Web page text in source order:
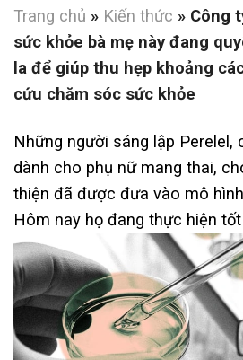
Trang chủ » Kiến thức » Công
sức khỏe bà mẹ này đang
la để giúp thu hẹp khoảng
cứu chăm sóc sức khỏe
Những người sáng lập Perelel,
dành cho phụ nữ mang thai,
thiện đã được đưa vào mô
Hôm nay họ đang thực hiện